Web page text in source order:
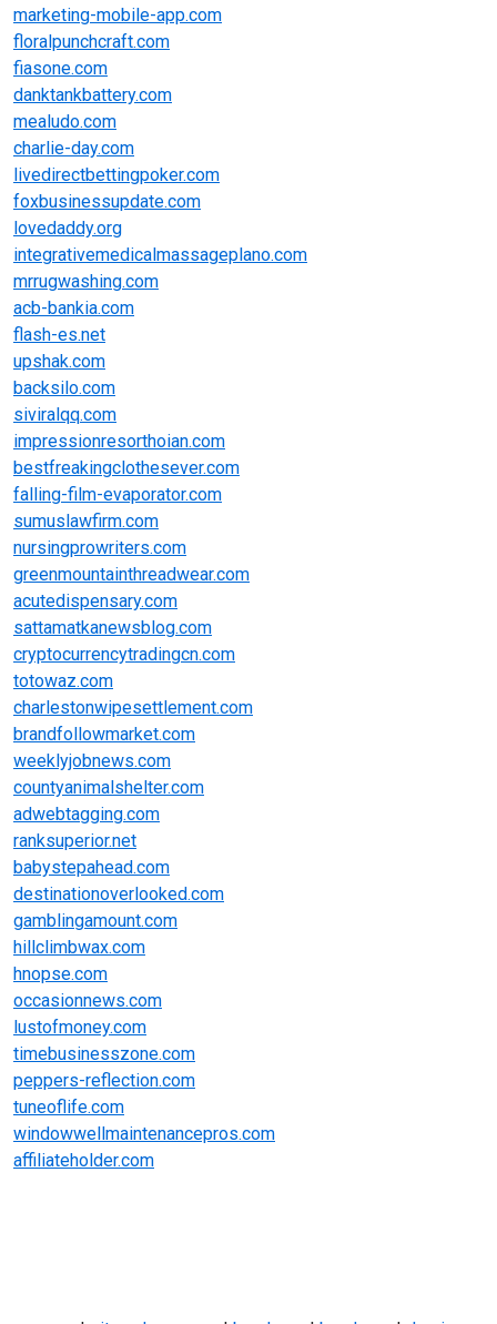
marketing-mobile-app.com
floralpunchcraft.com
fiasone.com
danktankbattery.com
mealudo.com
charlie-day.com
livedirectbettingpoker.com
foxbusinessupdate.com
lovedaddy.org
integrativemedicalmassageplano.com
mrrugwashing.com
acb-bankia.com
flash-es.net
upshak.com
backsilo.com
siviralqq.com
impressionresorthoian.com
bestfreakingclothesever.com
falling-film-evaporator.com
sumuslawfirm.com
nursingprowriters.com
greenmountainthreadwear.com
acutedispensary.com
sattamatkanewsblog.com
cryptocurrencytradingcn.com
totowaz.com
charlestonwipesettlement.com
brandfollowmarket.com
weeklyjobnews.com
countyanimalshelter.com
adwebtagging.com
ranksuperior.net
babystepahead.com
destinationoverlooked.com
gamblingamount.com
hillclimbwax.com
hnopse.com
occasionnews.com
lustofmoney.com
timebusinesszone.com
peppers-reflection.com
tuneoflife.com
windowwellmaintenancepros.com
affiliateholder.com